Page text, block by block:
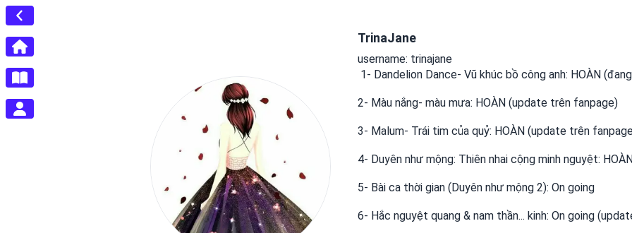
TrinaJane
username: trinajane
2- Màu nắng- màu mưa: HOÀN (update trên fanpage)
3- Malum- Trái tim của quỷ: HOÀN (update trên
4- Duyên như mộng: Thiên nhai cộng minh nguyệt:
5- Bài ca thời gian (Duyên như mộng 2): On going
6- Hắc nguyệt quang & nam thần... kinh: On going